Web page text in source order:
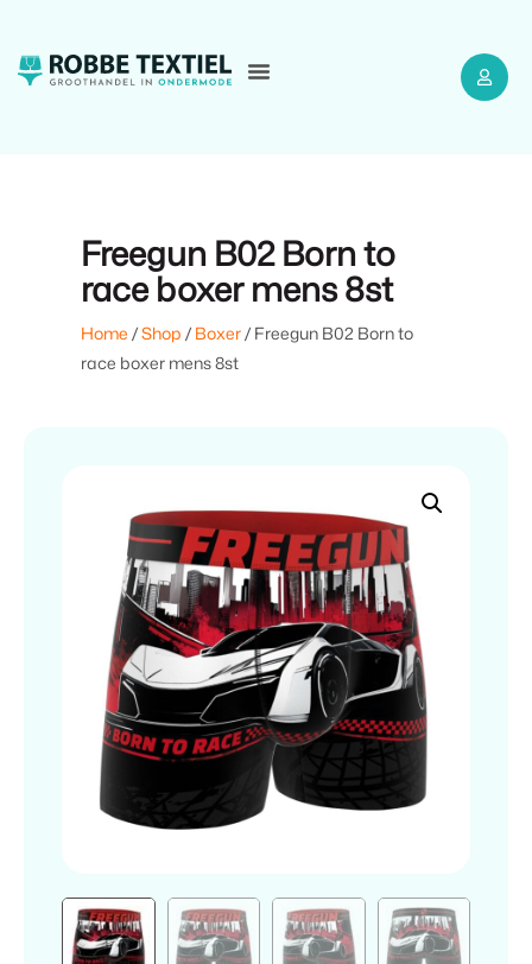
Freegun B02 Born to
race boxer mens 8st
Home /Shop / Boxer/ Freegun B02 Born to
race boxer mens 8st